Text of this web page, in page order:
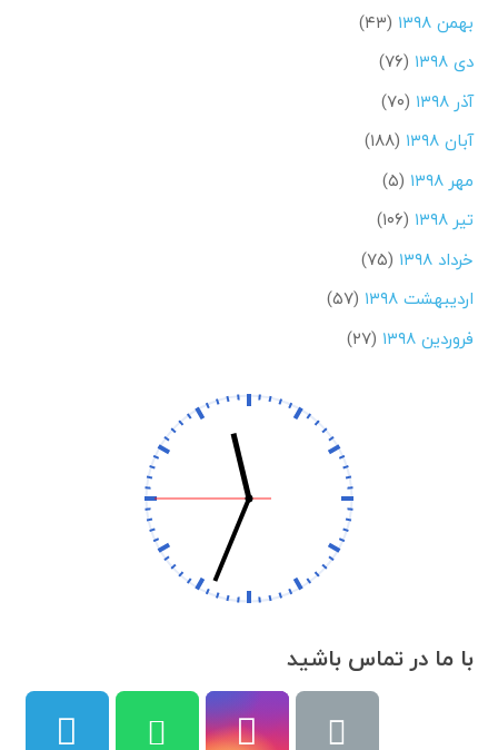
بهمن ۱۳۹۸
(۴۳)
دی ۱۳۹۸
(۷۶)
آذر ۱۳۹۸
(۷۰)
آبان ۱۳۹۸
(۱۸۸)
مهر ۱۳۹۸
(۵)
تیر ۱۳۹۸
(۱۰۶)
خرداد ۱۳۹۸
(۷۵)
اردیبهشت ۱۳۹۸
(۵۷)
فروردین ۱۳۹۸
(۲۷)
با ما در تماس باشید